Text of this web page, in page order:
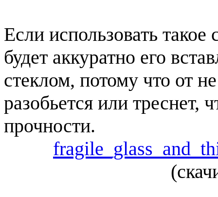
Если использовать
будет аккуратно его
стеклом, потому что от
разобьется или треснет,
прочности.